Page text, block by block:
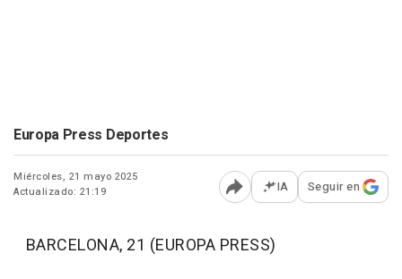
Europa Press Deportes
Miércoles, 21 mayo 2025
Actualizado: 21:19
Abrir opciones para
IA Seguir en
BARCELONA, 21 (EUROPA PRESS)